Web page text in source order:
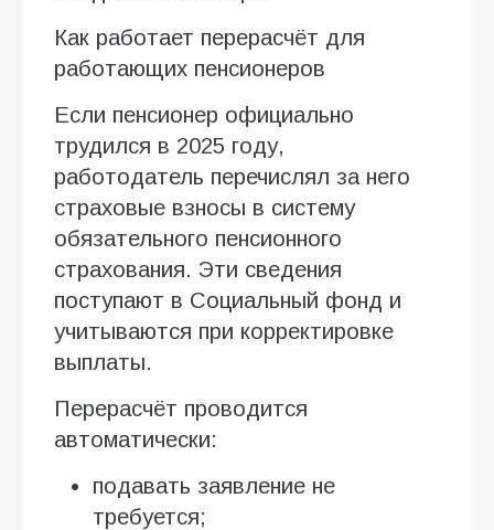
Как работает перерасчёт для
работающих пенсионеров
Если пенсионер официально
трудился в 2025 году,
работодатель перечислял за него
страховые взносы в систему
обязательного пенсионного
страхования. Эти сведения
поступают в Социальный фонд и
учитываются при корректировке
выплаты.
Перерасчёт проводится
автоматически:
подавать заявление не
требуется;